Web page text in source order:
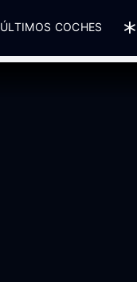
ÚLTIMOS COCHES